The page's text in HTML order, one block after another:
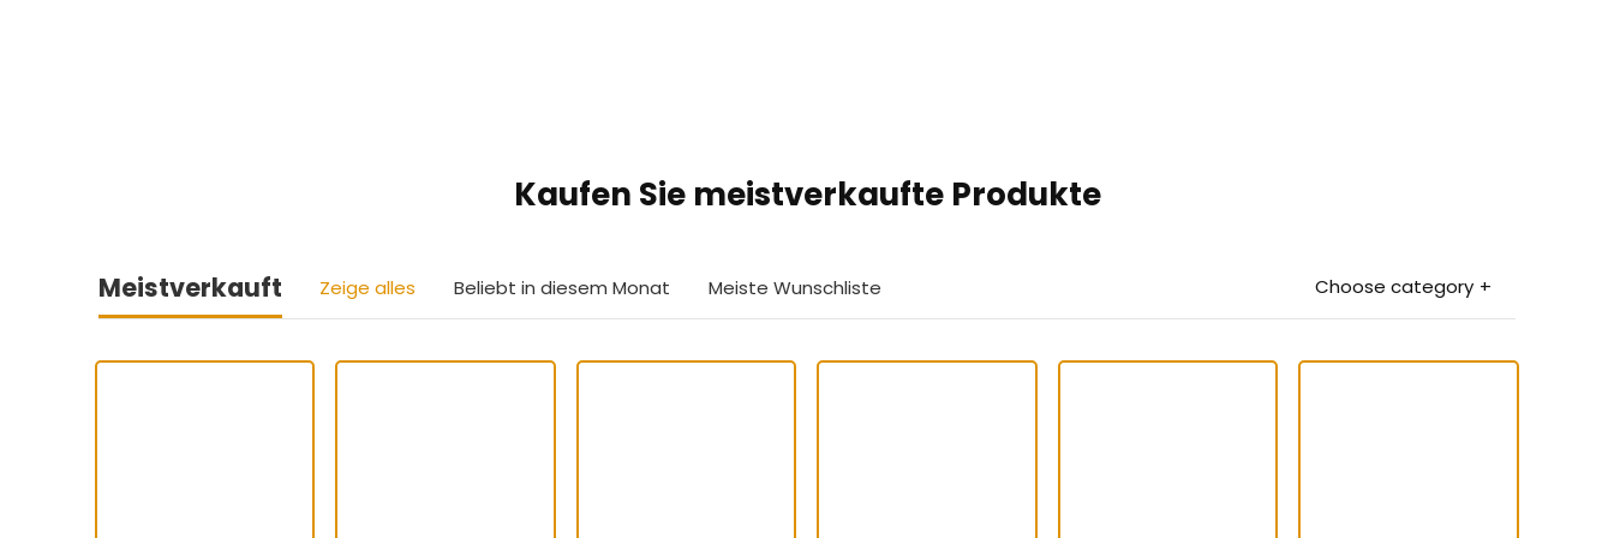
Kaufen Sie meistverkaufte Produkte
Meistverkauft Zeige alles Beliebt in diesem Monat Meiste Wunschliste Choose category